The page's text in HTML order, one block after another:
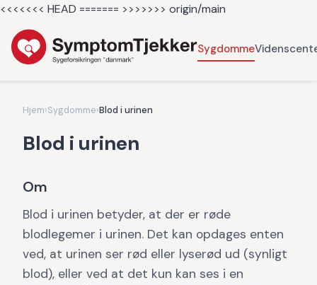
<<<<<<< HEAD ======= >>>>>>> origin/main
Sygdomme
Hjem›Sygdomme›Blod i urinen
Blod i urinen
Om
Blod i urinen betyder, at der er røde
blodlegemer i urinen. Det kan opdages enten
ved, at urinen ser rød eller lyserød ud (synligt
blod), eller ved at det kun kan ses i en